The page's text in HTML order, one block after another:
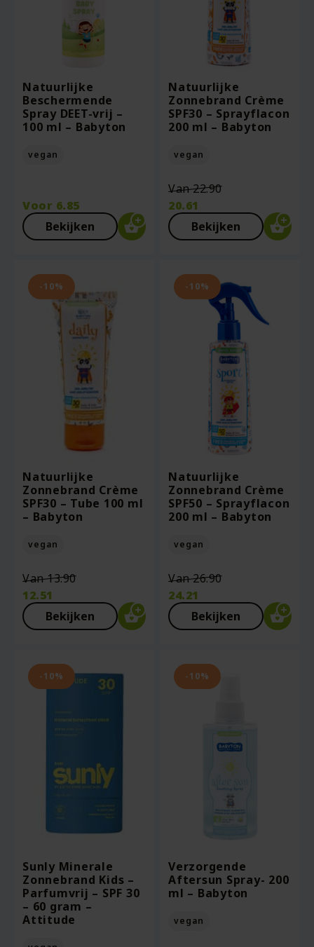
Natuurlijke
Beschermende
Spray DEET-vrij –
100 ml – Babyton
vegan
Voor 6.85
Bekijken
Natuurlijke
Zonnebrand Crème
SPF30 – Sprayflacon
200 ml – Babyton
vegan
Van22.90
was:
€22.90.
20.61
Huidige
prijsBekijken
-10%
Natuurlijke
Zonnebrand Crème
SPF30 – Tube 100 ml
– Babyton
vegan
Van13.90Oorspronkelijke
was:
€13.90.
12.51
Huidige
prijsBekijken
-10%
Natuurlijke
Zonnebrand Crème
SPF50 – Sprayflacon
200 ml – Babyton
vegan
Van26.90
was:
€26.90.
24.21
Huidige
prijsBekijken
-10%
Sunly Minerale
Zonnebrand Kids –
Parfumvrij – SPF 30
– 60 gram –
Attitude
-10%
Verzorgende
Aftersun Spray- 200
ml – Babyton
vegan